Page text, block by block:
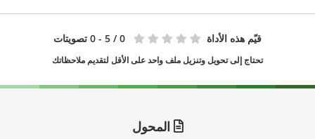
قيّم هذه الأداة 0 / 5 - 0 تصويتات
تحتاج إلى تحويل وتنزيل ملف واحد على الأقل لتقديم ملاحظاتك
المحول